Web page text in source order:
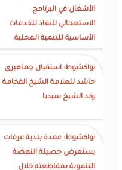
الأشغال في البرنامج
الاستعجالي للنفاذ للخدمات
الأساسية للتنمية المحلية.
نواكشوط: استقبال جماهيري
حاشد للعلامة الشيخ الفخامة
ولد الشيخ سيديا
نواكشوط: عمدة بلدية عرفات
يستعرض حصيلة النهضة
التنموية بمقاطعته خلال